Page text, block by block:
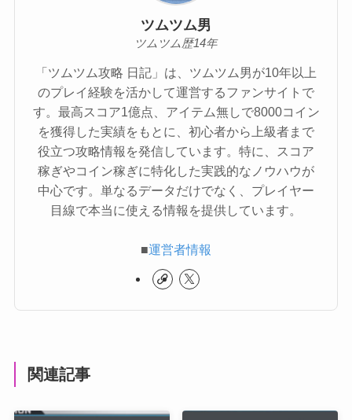
ツムツム男
ツムツム歴14年
「ツムツム攻略 日記」は、ツムツム男が10年以上
のプレイ経験を活かして運営するファンサイトで
す。最高スコア1億点、アイテム無しで8000コイン
を獲得した実績をもとに、初心者から上級者まで
役立つ攻略情報を発信しています。特に、スコア
稼ぎやコイン稼ぎに特化した実践的なノウハウが
中心です。単なるデータだけでなく、プレイヤー
目線で本当に使える情報を提供しています。
■運営者情報
関連記事